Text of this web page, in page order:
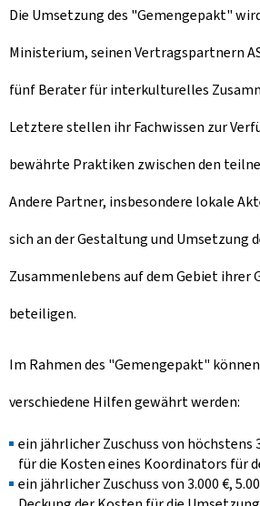
Die Umsetzung des "Gemengepakt"
Ministerium, seinen Vertragspartnern
fünf Berater für interkulturelles
Letztere stellen ihr Fachwissen zur
bewährte Praktiken zwischen den
Andere Partner, insbesondere lokale
sich an der Gestaltung und Umsetzung
Zusammenlebens auf dem Gebiet ihrer
beteiligen.
Im Rahmen des "Gemengepakt"
verschiedene Hilfen gewährt werden:
ein jährlicher Zuschuss von höchstens
für die Kosten eines Koordinators für
ein jährlicher Zuschuss von 3.000 €,